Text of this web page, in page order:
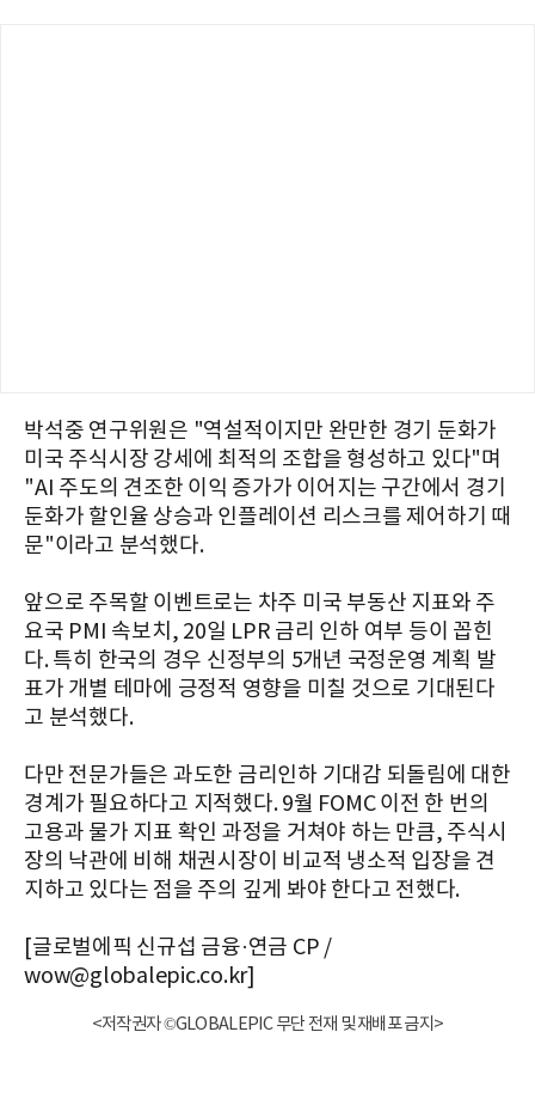
박석중 연구위원은 "역설적이지만 완만한 경기 둔화가
미국 주식시장 강세에 최적의 조합을 형성하고 있다"며
"AI 주도의 견조한 이익 증가가 이어지는 구간에서 경기
둔화가 할인율 상승과 인플레이션 리스크를 제어하기 때
문"이라고 분석했다.
앞으로 주목할 이벤트로는 차주 미국 부동산 지표와 주
요국 PMI 속보치, 20일 LPR 금리 인하 여부 등이 꼽힌
다. 특히 한국의 경우 신정부의 5개년 국정운영 계획 발
표가 개별 테마에 긍정적 영향을 미칠 것으로 기대된다
고 분석했다.
다만 전문가들은 과도한 금리인하 기대감 되돌림에 대한
경계가 필요하다고 지적했다. 9월 FOMC 이전 한 번의
고용과 물가 지표 확인 과정을 거쳐야 하는 만큼, 주식시
장의 낙관에 비해 채권시장이 비교적 냉소적 입장을 견
지하고 있다는 점을 주의 깊게 봐야 한다고 전했다.
[글로벌에픽 신규섭 금융·연금 CP /
wow@globalepic.co.kr]
<저작권자 ©GLOBALEPIC 무단 전재 및 재배포 금지>